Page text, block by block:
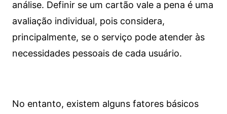
análise. Definir se um cartão vale a pena é uma
avaliação individual, pois considera,
principalmente, se o serviço pode atender às
necessidades pessoais de cada usuário.
No entanto, existem alguns fatores básicos